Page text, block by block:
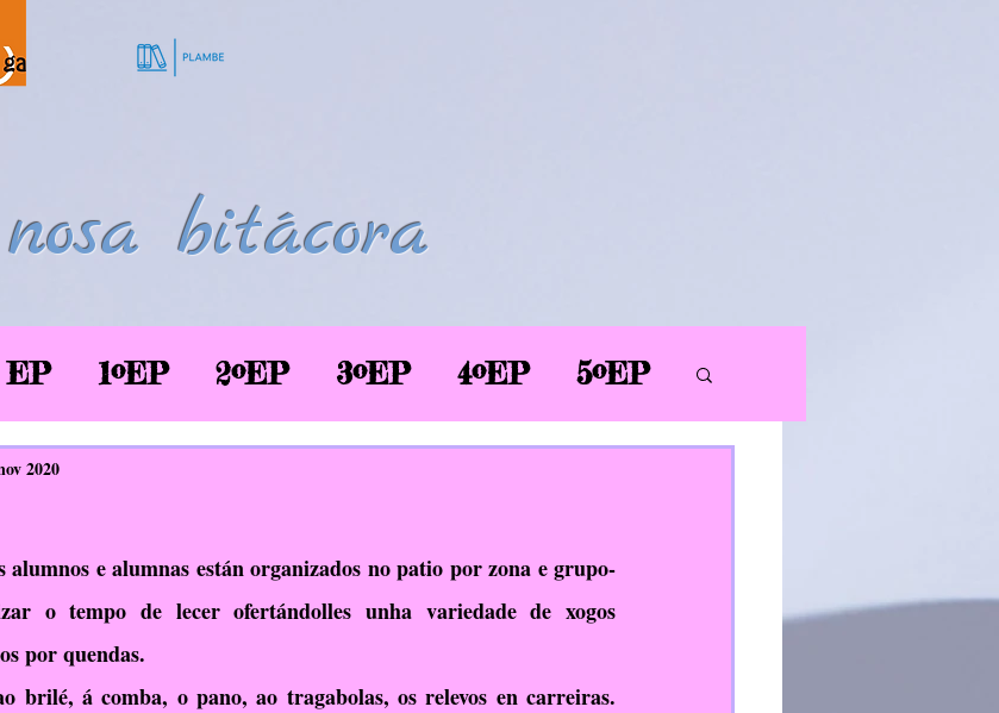
bitácora
EP 1ºEP 2ºEP 3ºEP 4ºEP 5ºEP
Corentena COVID-19
Biblioteca TIC EAEC PDC
Donas de si
2020
e alumnas están organizados no patio por zona e grupo-
o tempo de lecer ofertándolles unha variedade de xogos
por quendas.
brilé, á comba, o pano, ao tragabolas, os relevos en carreiras.